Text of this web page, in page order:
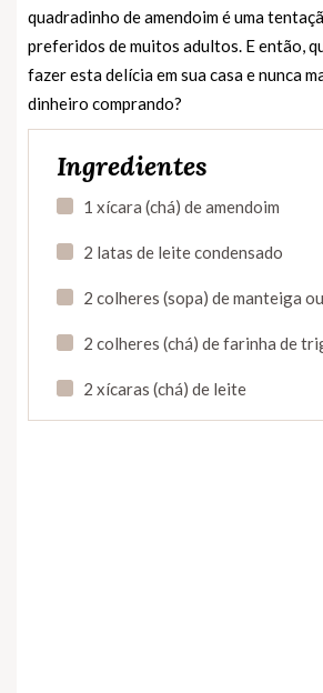
quadradinho de amendoim é uma
preferidos de muitos adultos. E então,
fazer esta delícia em sua casa e nunca
dinheiro comprando?
Ingredientes
1 xícara (chá) de amendoim
2 latas de leite condensado
2 colheres (sopa) de manteiga
2 colheres (chá) de farinha de
2 xícaras (chá) de leite